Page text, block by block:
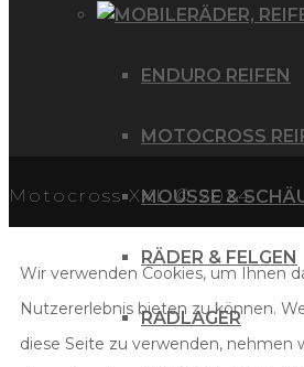
RÄDER,
ENDURO REIFEN
MOTOCROSS
MOUSSE &
RÄDER & FELGEN
RADLAGER
Motocross XXL © 2024
Wir verwenden Cookies, um Ihnen
Nutzererlebnis bieten zu können.
diese Seite zu verwenden, nehmen